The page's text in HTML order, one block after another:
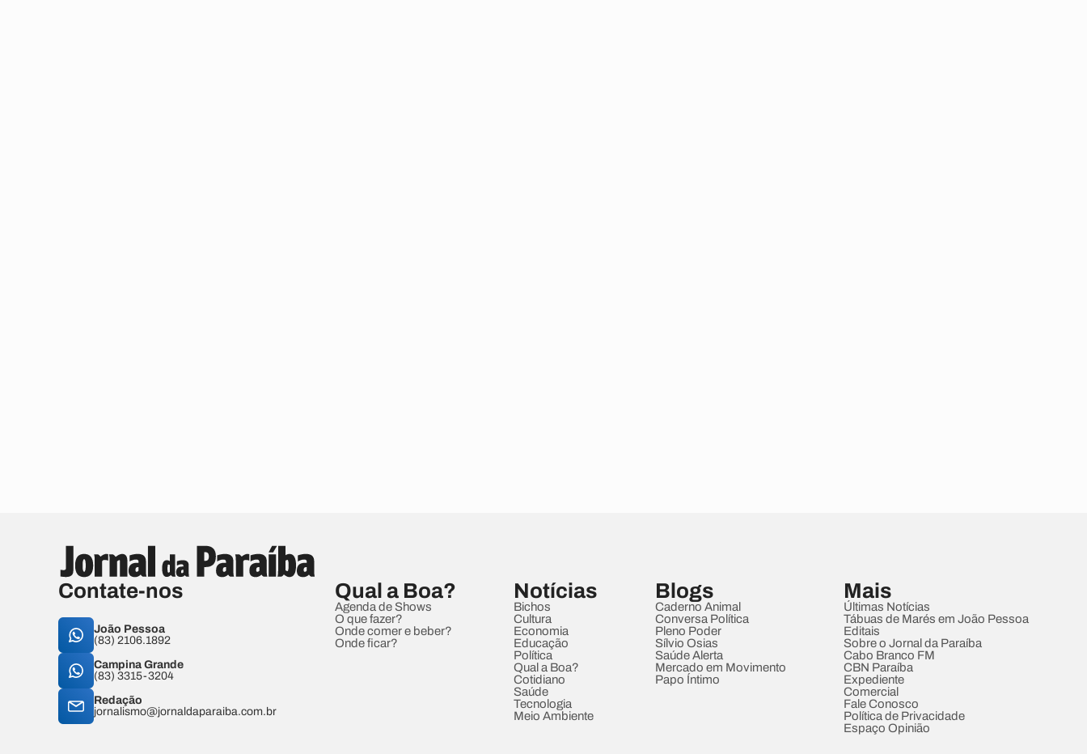
Contate-nos
João Pessoa
(83) 2106.1892
Campina Grande
(83) 3315-3204
Redação
jornalismo@jornaldaparaiba.com.br
Qual a Boa?
Agenda de Shows
O que fazer?
Onde comer e beber?
Onde ficar?
Notícias
Bichos
Cultura
Economia
Educação
Política
Qual a Boa?
Cotidiano
Saúde
Tecnologia
Meio Ambiente
Blogs
Caderno Animal
Conversa Política
Pleno Poder
Sílvio Osias
Saúde Alerta
Mercado em Movimento
Papo Íntimo
Mais
Últimas Notícias
Tábuas de Marés em João Pessoa
Editais
Sobre o Jornal da Paraíba
Cabo Branco FM
CBN Paraíba
Expediente
Comercial
Fale Conosco
Política de Privacidade
Espaço Opinião